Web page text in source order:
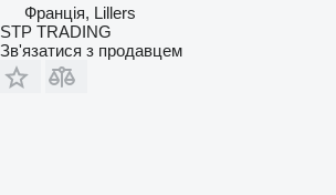
Франція, Lillers
STP TRADING
Зв'язатися з продавцем